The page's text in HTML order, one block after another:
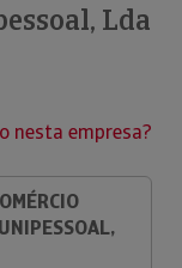
Lda
nesta empresa?